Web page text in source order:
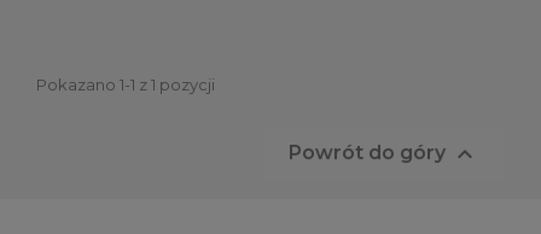
Pokazano 1-1 z 1 pozycji
Powrót do góry 